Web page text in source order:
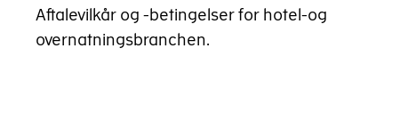
Aftalevilkår og -betingelser for hotel-og
overnatningsbranchen.